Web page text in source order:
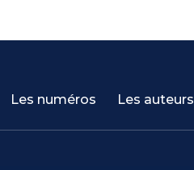
Les numéros Les auteurs